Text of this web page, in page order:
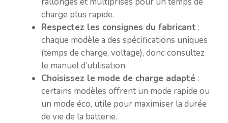
charge plus rapide.
Respectez les consignes du fabricant :
chaque modèle a des spécifications uniques
(temps de charge, voltage), donc consultez
le manuel d’utilisation.
Choisissez le mode de charge adapté :
certains modèles offrent un mode rapide ou
un mode éco, utile pour maximiser la durée
de vie de la batterie.